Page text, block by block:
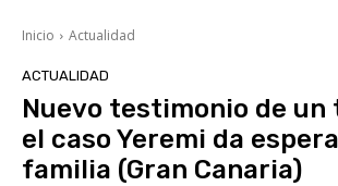
Inicio Actualidad
ACTUALIDAD
Nuevo testimonio de un
el caso Yeremi da
familia (Gran Canaria)